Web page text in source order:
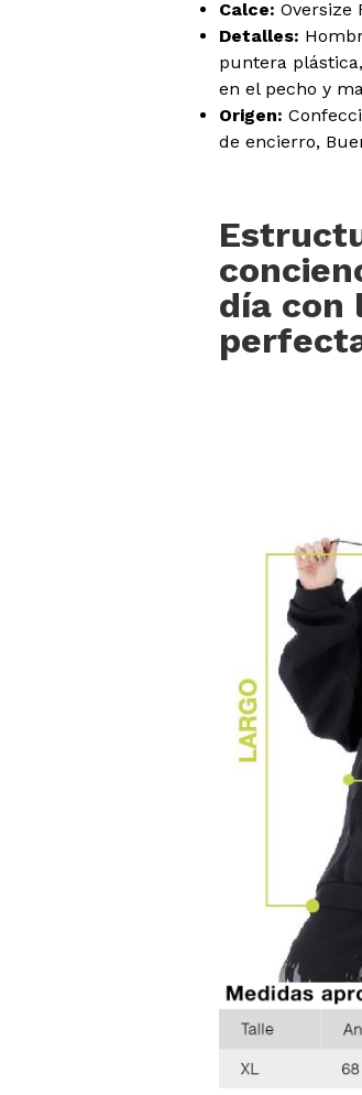
Calce: Oversize
Detalles:
puntera
en el pecho y
Origen:
de encierro,
día con